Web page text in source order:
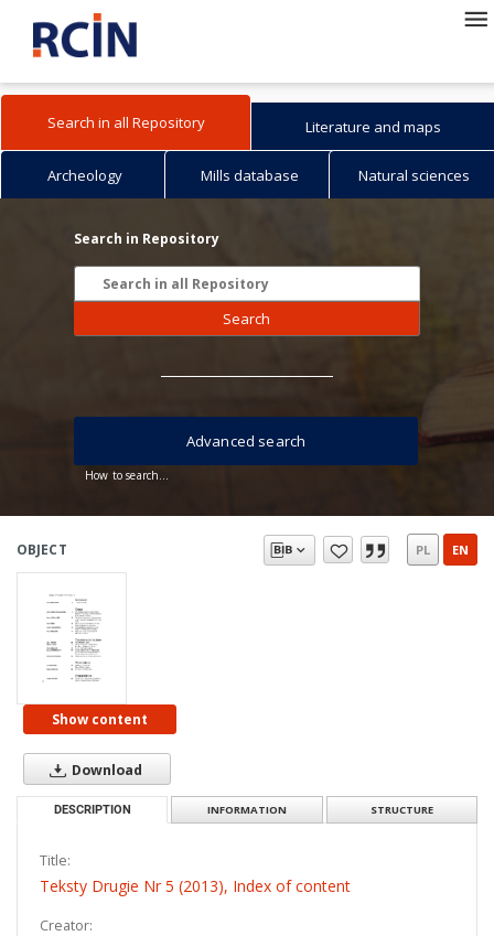
Search in all Repository Literature and maps
Archeology Mills database Natural sciences
Search in Repository
Search
How to search...
Advanced search
OBJECT PL EN
Show content
Download
DESCRIPTION INFORMATION STRUCTURE
Title:
Teksty Drugie Nr 5 (2013), Index of content
Creator: